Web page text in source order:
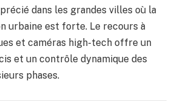
dans les grandes villes où la
urbaine est forte. Le recours à
et caméras high-tech offre un
et un contrôle dynamique des
phases.